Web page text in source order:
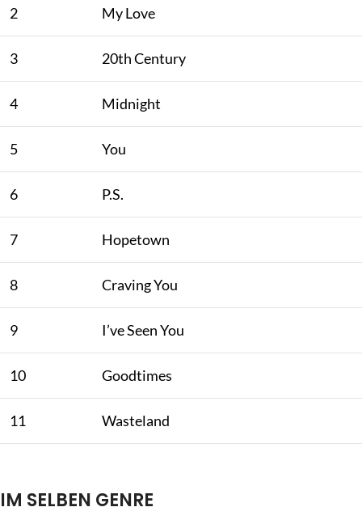
2 My Love
3 20th Century
4 Midnight
5 You
6 P.S.
7 Hopetown
8 Craving You
9 I’ve Seen You
10 Goodtimes
11 Wasteland
IM SELBEN GENRE